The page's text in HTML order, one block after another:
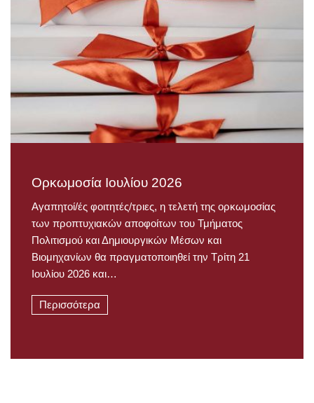
Ορκωμοσία Ιουλίου 2026
Αγαπητοί/ές φοιτητές/τριες, η τελετή της ορκωμοσίας
των προπτυχιακών αποφοίτων του Τμήματος
Πολιτισμού και Δημιουργικών Μέσων και
Βιομηχανίων θα πραγματοποιηθεί την Τρίτη 21
Ιουλίου 2026 και…
Περισσότερα